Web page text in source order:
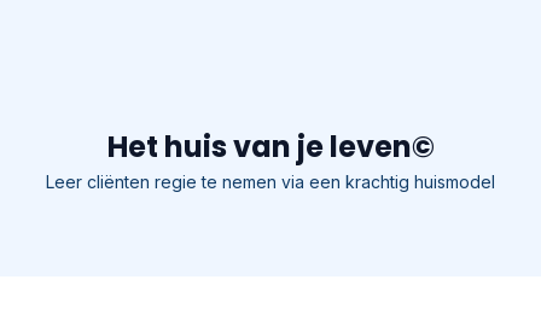
Het huis van je leven©
Leer cliënten regie te nemen via een krachtig huismodel